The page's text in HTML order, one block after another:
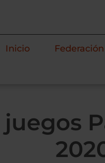
Inicio Federación